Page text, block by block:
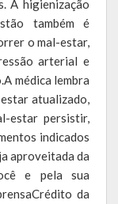
A higienização
também é
o mal-estar,
arterial e
médica lembra
atualizado,
estar persistir,
indicados
aproveitada da
e pela sua
da